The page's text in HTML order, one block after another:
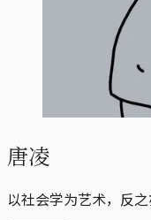
唐凌
以社会学为艺术，反之